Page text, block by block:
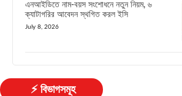
এনআইডিতে নাম-বয়স সংশোধনে নতুন নিয়ম, ৬
ক্যাটাগরির আবেদন স্থগিত করল ইসি
July 8, 2026
⚡ বিভাগসমূহ